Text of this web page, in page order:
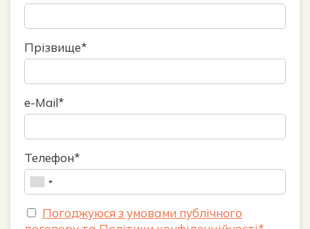
Прізвище*
e-Mail*
Телефон*
Погоджуюся з умовами публічного